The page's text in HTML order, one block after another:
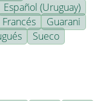
Español (Uruguay)
Francés
Guarani
Sueco